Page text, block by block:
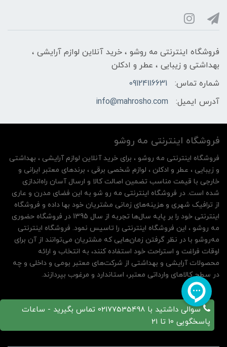
فروشگاه اینترنتی مه‌ رو‌شو ، خرید آنلاین لوازم آرایشی ،
بهداشتی و زیبایی ، عطر و ادکلن
شماره تماس:
09124116631
آدرس ایمیل:
info@mahrosho.com
سوالی داشتید با 02177535498 تماس بگیرید - ساعات
پاسخگویی 10 تا 21
فروشگاه اینترنتی مه‌ رو‌شو
فروشگاه اینترنتی مه‌ رو‌شو ، برای خرید آنلاین لوازم آرایشی ، بهداشتی
و زیبایی ، عطر و ادکلن ، لوازم شخصی برقی ، برندهای معتبر ایرانی و
خارجی با قیمت مناسب تضمین اصالت کالا و ارسال آسان راه‌اندازی
شده است. در فروشگاه اینترنتی مه رو شو به این فضای مدرن و عاری
از ترافیک شهری و هزینه‌های زمانی مشتریان خود بها داده و فروشگاه
اینترنتی خود را بر پایه سال‌ها تجربه از سال 1395 در فروشگاه حضوری
مه روشو ، این فروشگاه اینترنتی را تاسیس نمود. فروشگاه اینترنتی
مه‌رو‌شو با در نظر گرفتن زمان‌هایی که مشتریان می‌توانند از آن‌ برای
اوقات فراغت و استراحت خود استفاده کنند، به انتخاب و ارائه
محصولات آرایشی و بهداشتی از شرکت‌های معتبر بومی و داخلی و چه
در سطح کالاهای وارداتی معتبر، استاندارد و مرغوب بپردازند.